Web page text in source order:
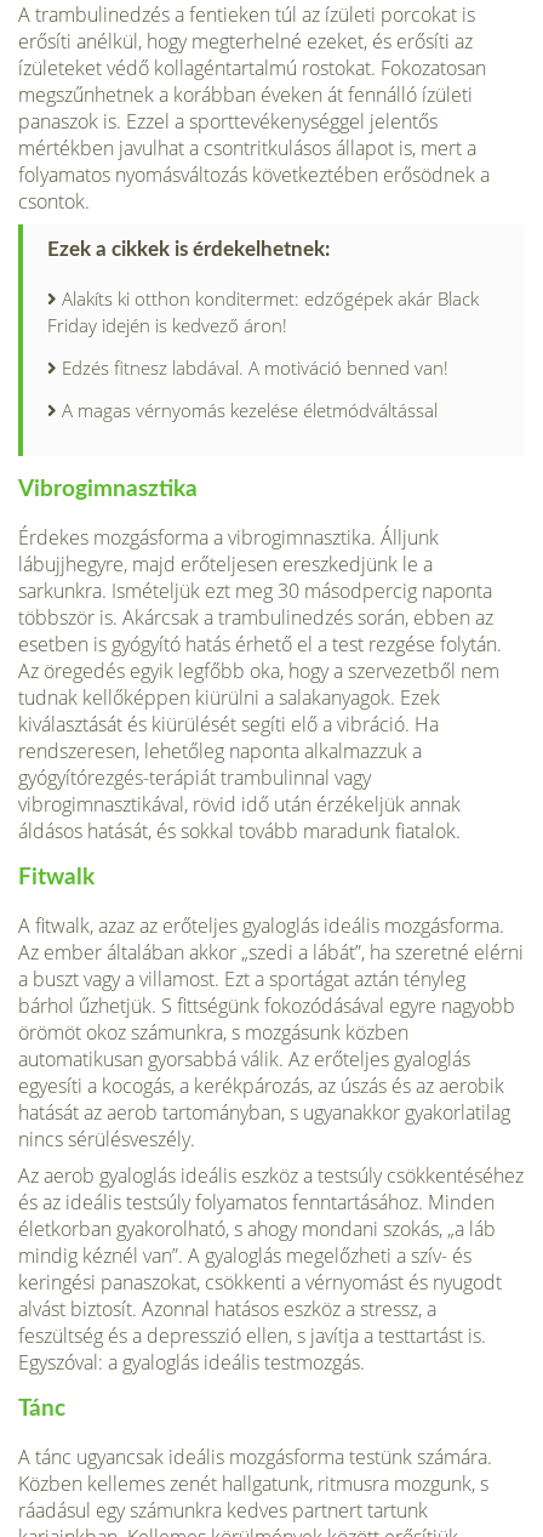
A trambulinedzés a fentieken túl az ízületi porcokat is
erősíti anélkül, hogy megterhelné ezeket, és erősíti az
ízületeket védő kollagéntartalmú rostokat. Fokozatosan
megszűnhetnek a korábban éveken át fennálló ízületi
panaszok is. Ezzel a sporttevékenységgel jelentős
mértékben javulhat a csontritkulásos állapot is, mert a
folyamatos nyomásváltozás következtében erősödnek a
csontok.
Ezek a cikkek is érdekelhetnek:
Alakíts ki otthon konditermet: edzőgépek akár Black
Friday idején is kedvező áron!
Edzés fitnesz labdával. A motiváció benned van!
A magas vérnyomás kezelése életmódváltással
Vibrogimnasztika
Érdekes mozgásforma a vibrogimnasztika. Álljunk
lábujjhegyre, majd erőteljesen ereszkedjünk le a
sarkunkra. Ismételjük ezt meg 30 másodpercig naponta
többször is. Akárcsak a trambulinedzés során, ebben az
esetben is gyógyító hatás érhető el a test rezgése folytán.
Az öregedés egyik legfőbb oka, hogy a szervezetből nem
tudnak kellőképpen kiürülni a salakanyagok. Ezek
kiválasztását és kiürülését segíti elő a vibráció. Ha
rendszeresen, lehetőleg naponta alkalmazzuk a
gyógyítórezgés-terápiát trambulinnal vagy
vibrogimnasztikával, rövid idő után érzékeljük annak
áldásos hatását, és sokkal tovább maradunk fiatalok.
Fitwalk
A fitwalk, azaz az erőteljes gyaloglás ideális mozgásforma.
Az ember általában akkor „szedi a lábát”, ha szeretné elérni
a buszt vagy a villamost. Ezt a sportágat aztán tényleg
bárhol űzhetjük. S fittségünk fokozódásával egyre nagyobb
örömöt okoz számunkra, s mozgásunk közben
automatikusan gyorsabbá válik. Az erőteljes gyaloglás
egyesíti a kocogás, a kerékpározás, az úszás és az aerobik
hatását az aerob tartományban, s ugyanakkor gyakorlatilag
nincs sérülésveszély.
Az aerob gyaloglás ideális eszköz a testsúly csökkentéséhez
és az ideális testsúly folyamatos fenntartásához. Minden
életkorban gyakorolható, s ahogy mondani szokás, „a láb
mindig kéznél van”. A gyaloglás megelőzheti a szív- és
keringési panaszokat, csökkenti a vérnyomást és nyugodt
alvást biztosít. Azonnal hatásos eszköz a stressz, a
feszültség és a depresszió ellen, s javítja a testtartást is.
Egyszóval: a gyaloglás ideális testmozgás.
Tánc
A tánc ugyancsak ideális mozgásforma testünk számára.
Közben kellemes zenét hallgatunk, ritmusra mozgunk, s
ráadásul egy számunkra kedves partnert tartunk